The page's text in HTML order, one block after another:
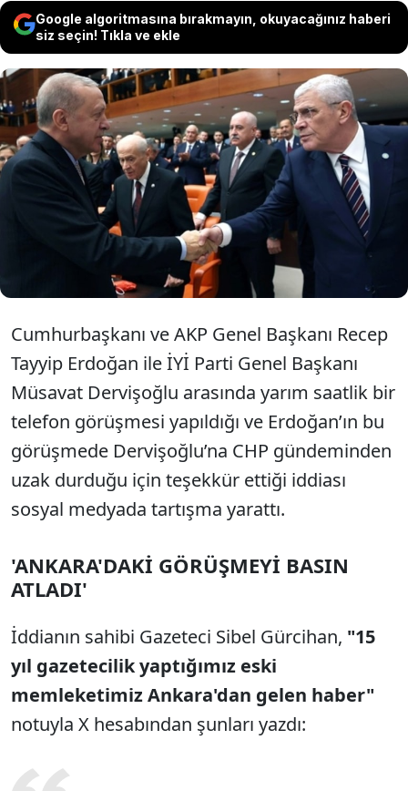
Google algoritmasına bırakmayın, okuyacağınız haberi
siz seçin! Tıkla ve ekle
'Erdoğan ile Dervişoğlu, yarım saatlik bir
telefon görüşmesi gerçekleştirdi' haberi sosyal
medyada tartışma yarattı. İYİ Parti cephesi söz
konusu görüşme ve içerik iddialarını 'akla
zarar uydurma' ifadeleriyle kesin bir dille
yalanladı.
Cumhurbaşkanı ve AKP Genel Başkanı Recep
Tayyip Erdoğan ile İYİ Parti Genel Başkanı
Müsavat Dervişoğlu arasında yarım saatlik bir
telefon görüşmesi yapıldığı ve Erdoğan’ın bu
görüşmede Dervişoğlu’na CHP gündeminden
uzak durduğu için teşekkür ettiği iddiası
sosyal medyada tartışma yarattı.
'ANKARA'DAKİ GÖRÜŞMEYİ BASIN
ATLADI'
İddianın sahibi Gazeteci Sibel Gürcihan, "15
yıl gazetecilik yaptığımız eski
memleketimiz Ankara'dan gelen haber"
notuyla X hesabından şunları yazdı: